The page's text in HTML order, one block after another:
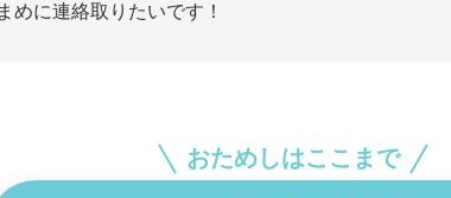
まめに連絡取りたいです！
おためしはここまで